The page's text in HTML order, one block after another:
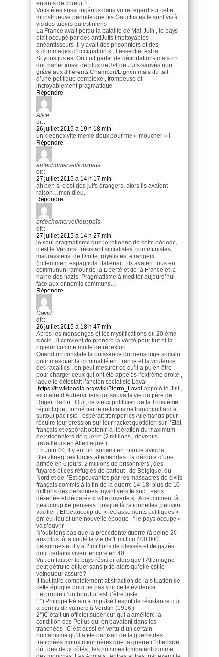
enfants de chœur ?
Vous êtes aussi ingénus dans votre regard sur cette
monstrueuse période que les Gauchistes le sont vis à
vis des tueurs palestiniens .
La France avait perdu la bataille de Mai-Juin , le pays
était occupé par des antiJuifs impitoyables ,
anéantisseurs ,il y avait des prisonniers et des
« dommages d’occupation « , l’essentiel est là.
Soyons justes .On doit parler de déportations mais on
doit parler aussi de plus de 3/4 de Juifs sauvés non
grâce aux différents Chambon/Lignon mais du fait
d’une politique complexe , trompeuse et
incroyablement pragmatique
Répondre
Alice
dit :
26 juillet 2015 à 19 h 18 min
un kleenex vite meme deux pour me « moucher » !
Répondre
ardechomerveillouspaïs
dit :
27 juillet 2015 à 14 h 17 min
ah ben si c’est des juifs érangers, alors ils avaient
raison…mon dieu..
Répondre
ardechomerveillouspaïs
dit :
27 juillet 2015 à 14 h 27 min
le seul pragmatisme que je retienne de cette période,
c’est le Vercors : résistant socialistes, communistes,
maurassiens, de Droite, royalistes, étrangers
(notemment espagnols, italiens)…ils avaient tous en
communun l’amour de la Liberté et de la France et la
haine des nazis. Pragmatisme à mediter aujourd’hui
face aux ennemis communs…
Répondre
David
dit :
26 juillet 2015 à 18 h 47 min
Après les mensonges et les mystifications du 20 ème
siècle , il convient de prendre la vérité pour but et la
rigueur comme mode de réflexion .
Quand on constate la puissance du mensonge socialo
pour masquer la criminalité en France et la virulence
des racailles , on peut mesurer ce qu’il a pu en être
pour charger ceux qui ont été appelés l’extrême droite ,
laquelle détestait l’ancien socialiste Laval
https://fr.wikipedia.org/wiki/Pierre_Laval appelé le Juif ,
ex maire d’Aubervilliers qui sauva la vie du père de
Roger Hanin . Oui , ce vieux politicien de la Troisième
république , formé par le radicalisme franchouillard et
surtout pacifiste , espérait tromper les Allemands pour
réduire leur pression sur leur racket quotidien sur l’Etat
français et espérait obtenir la libération du maximum
de prisonniers de guerre (2 millions , devenus
travailleurs en Allemagne )
En Juin 40, Il y eut un tsunami en France avec la
Blietzkrieg des forces allemandes , la déroute d’une
armée en 6 jours, 2 millions de prisonniers , des
fuyards et des réfugiés de partout , de Belgique, du
Nord et de l’Est épouvantés par les massacres de civils
français commis à la fin de la guerre 14-18: plus de 10
millions des personnes fuyant vers le sud , Paris
désertée et déclarée « ville ouverte « . A ce moment là ,
beaucoup de pensées , jusque là rationnelles ,peuvent
vaciller . Et beaucoup de « reclassements politiques «
ont eu lieu et une nouvelle époque , “ le pays occupé «
va s’ouvrir .
N’oublions pas que la précédente guerre (à peine 20
ans plus tôt a couté la vie de 1 million 400 000
personnes et il y a 2 millions de blessés et de gazés
dont certains vivent encore en 40 .
Va t on laisser le pays résister alors que l’Allemagne
peut détruire et tuer sans pitié alors qu’elle est le
vainqueur assuré?
Il faut faire complètement abstraction de la situation de
cette époque pour ne pas voir cette évidence
Le propre d’un bon Juif est d’être juste
1°) Philippe Pétain a impulsé l’esprit de résistance qui
a permis de vaincre à Verdun (1916 )
2°)C’était un officier supérieur qui a amélioré la
condition des Poilus qui en bavaient dans les
tranchées . C’est aussi en vertu d’un certain
humanisme qu’il a été partisan de la guerre des
tranchées moins meurtrières que la guerre d’offensive
où , des deux côtés , les hommes tombaient comme